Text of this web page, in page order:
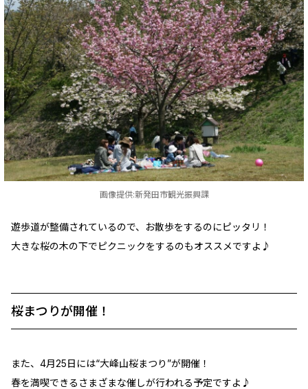
画像提供:新発田市観光振興課
遊歩道が整備されているので、お散歩をするのにピッタリ！
大きな桜の木の下でピクニックをするのもオススメですよ♪
桜まつりが開催！
また、4月25日には“大峰山桜まつり”が開催！
春を満喫できるさまざまな催しが行われる予定ですよ♪